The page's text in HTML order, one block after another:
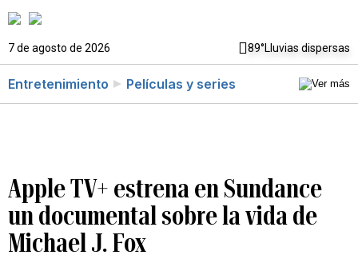
7 de agosto de 2026 89°Lluvias dispersas
Entretenimiento Películas y series
Apple TV+ estrena en Sundance
un documental sobre la vida de
Michael J. Fox